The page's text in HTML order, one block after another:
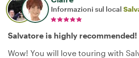
Informazioni sul local
Salvatore is highly recommended!
Wow! You will love touring with